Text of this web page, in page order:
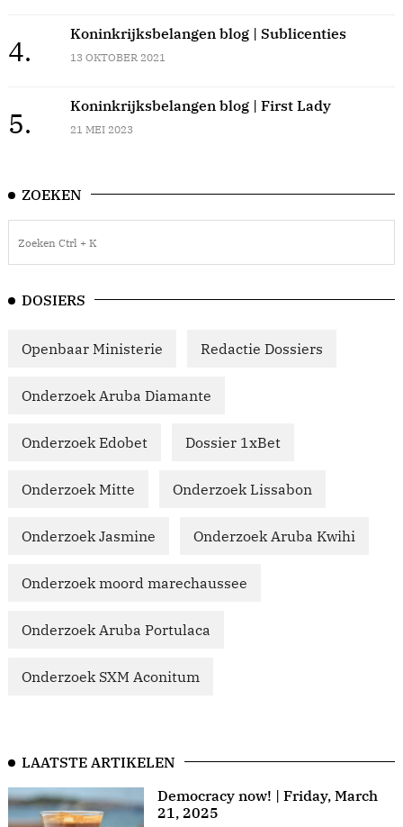
4.
Koninkrijksbelangen blog | Sublicenties
13 OKTOBER 2021
5.
Koninkrijksbelangen blog | First Lady
21 MEI 2023
ZOEKEN
DOSIERS
Openbaar Ministerie Redactie Dossiers
Onderzoek Aruba Diamante
Onderzoek Edobet Dossier 1xBet
Onderzoek Mitte Onderzoek Lissabon
Onderzoek Jasmine Onderzoek Aruba Kwihi
Onderzoek moord marechaussee
Onderzoek Aruba Portulaca
Onderzoek SXM Aconitum
LAATSTE ARTIKELEN
Democracy now! | Friday, March
21, 2025